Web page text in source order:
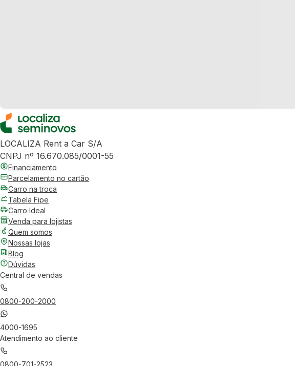
LOCALIZA Rent a Car S/A
CNPJ nº 16.670.085/0001-55
Financiamento
Parcelamento no cartão
Carro na troca
Tabela Fipe
Carro Ideal
Venda para lojistas
Quem somos
Nossas lojas
Blog
Dúvidas
Central de vendas
0800-200-2000
4000-1695
Atendimento ao cliente
0800-701-2523